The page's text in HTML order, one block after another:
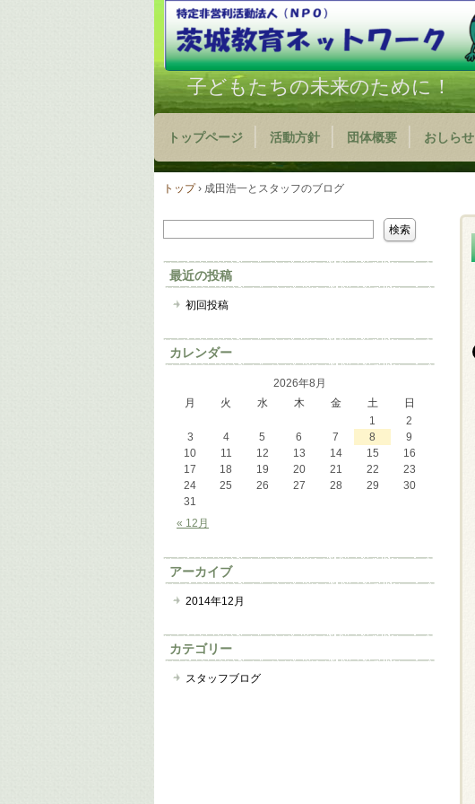
子どもたちの未来のために！
トップページ 活動方針 団体概要 おしらせ
トップ› 成田浩一とスタッフのブログ
最近の投稿
初回投稿
カレンダー
2026年8月
月
火 水 木 金 土 日
« 12月
1
2
3
4 5 6 7 8
9
10
11 12 13 14 15
16
17
18 19 20 21 22
23
24
25 26 27 28 29
30
31
アーカイブ
2014年12月
カテゴリー
スタッフブログ